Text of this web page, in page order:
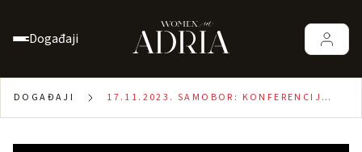
Događaji
DOGAĐAJI
17.11.2023. SAMOBOR: KONFERENCIJA